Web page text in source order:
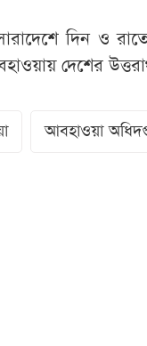
দিন ও
দেশের
আবহাওয়া